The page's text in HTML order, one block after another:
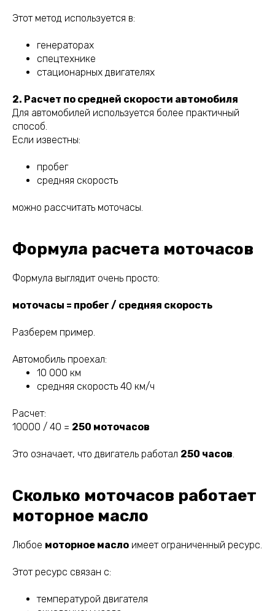
Этот метод используется в:
генераторах
спецтехнике
стационарных двигателях
2. Расчет по средней скорости автомобиля
Для автомобилей используется более практичный
способ.
Если известны:
пробег
средняя скорость
можно рассчитать моточасы.
Формула расчета моточасов
Формула выглядит очень просто:
моточасы = пробег / средняя скорость
Разберем пример.
Автомобиль проехал:
10 000 км
средняя скорость 40 км/ч
Расчет:
10000 / 40 = 250 моточасов
Это означает, что двигатель работал 250 часов.
Сколько моточасов работает
моторное масло
Любое моторное масло имеет ограниченный ресурс.
Этот ресурс связан с:
температурой двигателя